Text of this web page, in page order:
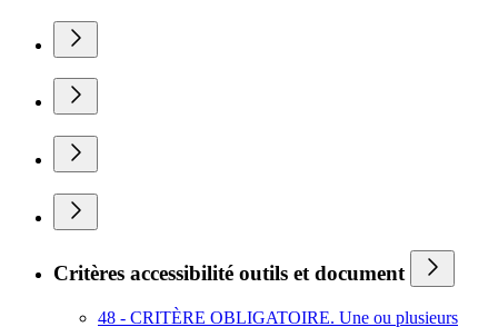
Critères accessibilité outils et document
48 - CRITÈRE OBLIGATOIRE. Une ou plusieurs